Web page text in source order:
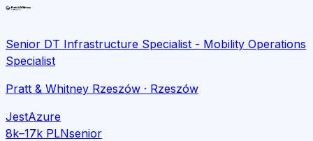
Senior DT Infrastructure Specialist - Mobility Operations
Specialist
Pratt & Whitney Rzeszów · Rzeszów
JestAzure
8k–17k PLNsenior